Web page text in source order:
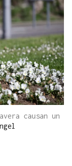
causan un